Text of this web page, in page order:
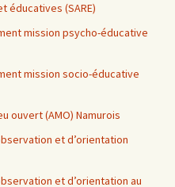
éducatives (SARE)
mission psycho-éducative
mission socio-éducative
ouvert (AMO) Namurois
et d’orientation
et d’orientation au